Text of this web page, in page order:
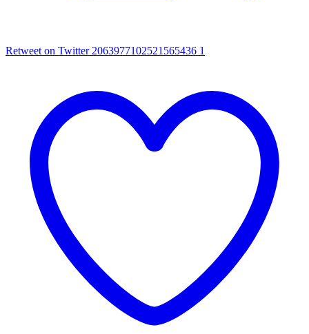
Retweet on Twitter 2063977102521565436 1